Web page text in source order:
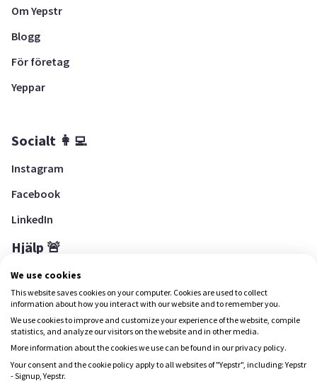
Om Yepstr
Blogg
För företag
Yeppar
Socialt 👩‍💻
Instagram
Facebook
LinkedIn
Hjälp 🚨
Hjälpcenter
Ladda ned Yepstr
Ladda ned Yepstr
We use cookies
This website saves cookies on your computer. Cookies are used to collect
information about how you interact with our website and to remember you.
We use cookies to improve and customize your experience of the website, compile
statistics, and analyze our visitors on the website and in other media.
More information about the cookies we use can be found in our privacy policy.
Your consent and the cookie policy apply to all websites of "Yepstr", including: Yepstr
- Signup, Yepstr.